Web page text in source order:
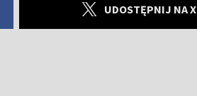
UDOSTĘPNIJ NA X